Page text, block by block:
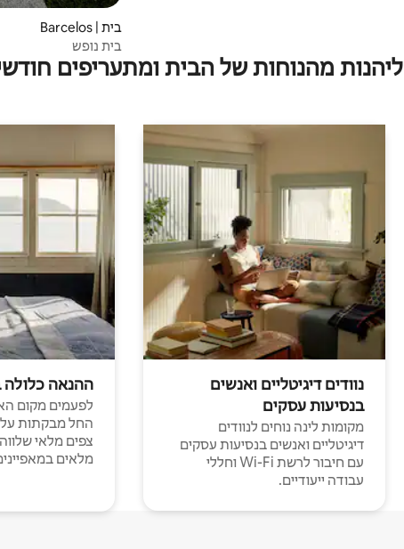
בית | Barcelos
בית נופש
ליהנות מהנוחות של הבית ומתעריפים
נוודים דיגיטליים ואנשים
בנסיעות עסקים
מקומות לינה נוחים לנוודים
דיגיטליים ואנשים בנסיעות עסקים
עם חיבור לרשת Wi-Fi וחללי
עבודה ייעודיים.
ההנאה כלולה
לפעמים מקום
החל מבקתות על
צפים מלאי
מלאים